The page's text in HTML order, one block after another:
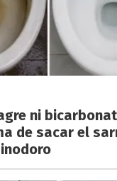
ni
de sacar el